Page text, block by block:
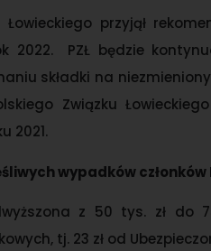
Łowieckiego przyjął
2022. PZŁ będzie
składki na
Związku
2021.
wypadków członków
z 50 tys. zł do
tj. 23 zł od